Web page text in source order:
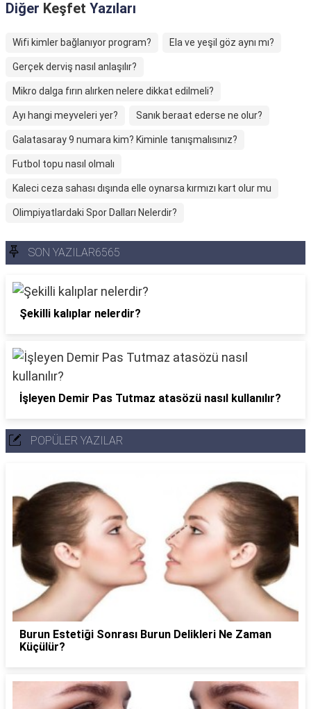
Diğer Keşfet Yazıları
Wifi kimler bağlanıyor program? Ela ve yeşil göz aynı mı?
Gerçek derviş nasıl anlaşılır?
Mikro dalga fırın alırken nelere dikkat edilmeli?
Ayı hangi meyveleri yer? Sanık beraat ederse ne olur?
Galatasaray 9 numara kim? Kiminle tanışmalısınız?
Futbol topu nasıl olmalı
Kaleci ceza sahası dışında elle oynarsa kırmızı kart olur mu
Olimpiyatlardaki Spor Dalları Nelerdir?
SON YAZILAR6565
Şekilli kalıplar nelerdir?
İşleyen Demir Pas Tutmaz atasözü nasıl kullanılır?
POPÜLER YAZILAR
Burun Estetiği Sonrası Burun Delikleri Ne Zaman
Küçülür?